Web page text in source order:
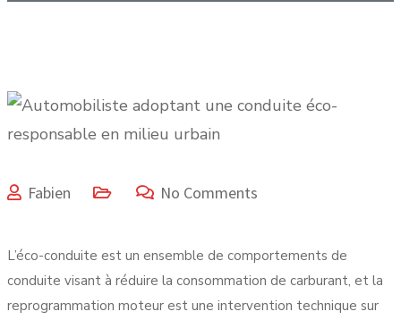
Fabien No Comments
L’éco-conduite est un ensemble de comportements de
conduite visant à réduire la consommation de carburant, et la
reprogrammation moteur est une intervention technique sur